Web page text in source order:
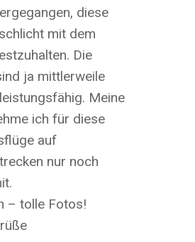
diese
mit dem
Die
ja mittlerweile
Meine
ich für diese
auf
nur noch
– tolle Fotos!